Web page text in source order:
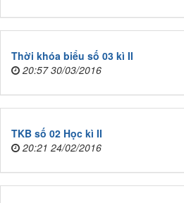
Thời khóa biểu số 03 kì II
20:57 30/03/2016
TKB số 02 Học kì II
20:21 24/02/2016